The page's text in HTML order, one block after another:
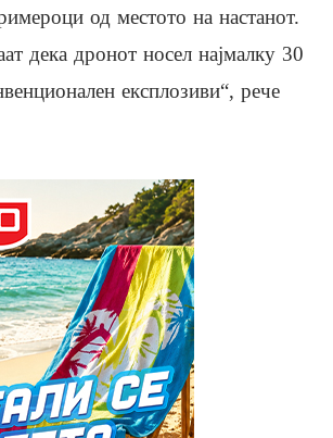
од местото на настанот.
дека дронот носел најмалку 30
експлозиви“, рече